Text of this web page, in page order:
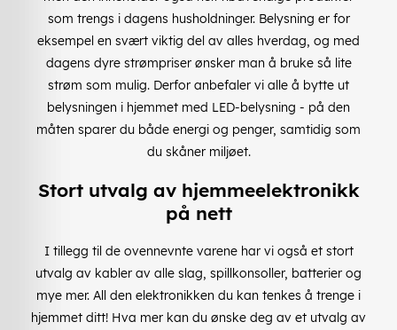
som trengs i dagens husholdninger. Belysning er for
eksempel en svært viktig del av alles hverdag, og med
dagens dyre strømpriser ønsker man å bruke så lite
strøm som mulig. Derfor anbefaler vi alle å bytte ut
belysningen i hjemmet med LED-belysning - på den
måten sparer du både energi og penger, samtidig som
du skåner miljøet.
Stort utvalg av hjemmeelektronikk
på nett
I tillegg til de ovennevnte varene har vi også et stort
utvalg av kabler av alle slag, spillkonsoller, batterier og
mye mer. All den elektronikken du kan tenkes å trenge i
hjemmet ditt! Hva mer kan du ønske deg av et utvalg av